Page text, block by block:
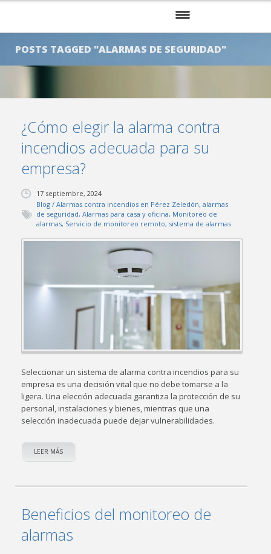
INICIO
SERVICIOS
CLIENTES
CONTÁCTENOS
POSTS TAGGED "ALARMAS DE SEGURIDAD"
¿Cómo elegir la alarma contra
incendios adecuada para su
empresa?
17 septiembre, 2024
Blog /Alarmas contra incendios en Pérez Zeledón,alarmas
de seguridad,Alarmas para casa y oficina, Monitoreo de
alarmas, Servicio de monitoreo remoto, sistema de alarmas
Seleccionar un sistema de alarma contra incendios para su
empresa es una decisión vital que no debe tomarse a la
ligera. Una elección adecuada garantiza la protección de su
personal, instalaciones y bienes, mientras que una
selección inadecuada puede dejar vulnerabilidades.
LEER MÁS
Beneficios del monitoreo de
alarmas